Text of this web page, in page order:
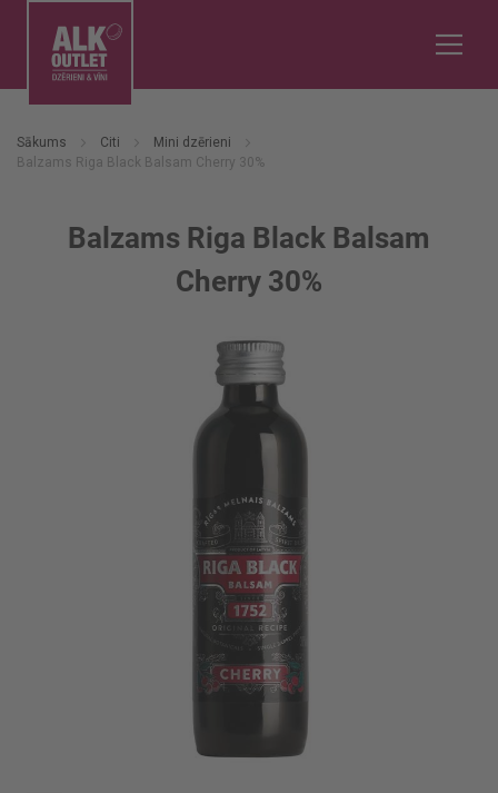
Sākums Citi
Mini dzērieni
Balzams Riga Black Balsam Cherry 30%
Balzams Riga Black Balsam
Cherry 30%